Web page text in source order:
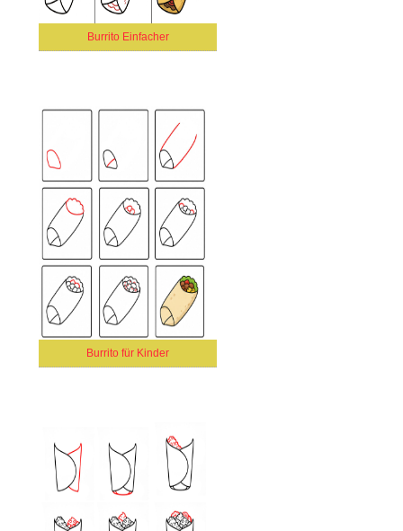
Burrito Einfacher
Burrito für Kinder